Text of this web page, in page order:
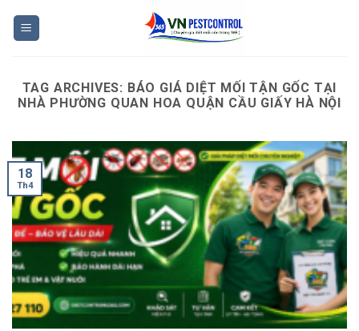
TAG ARCHIVES: BÁO GIÁ DIỆT MỐI TẬN GỐC TẠI
NHÀ PHƯỜNG QUAN HOA QUẬN CẦU GIẤY HÀ NỘI
18
Th4